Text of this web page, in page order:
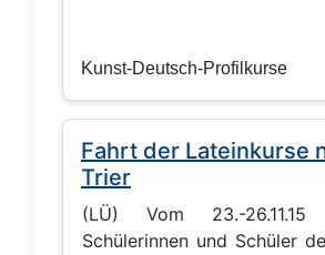
Kunst-Deutsch-Profilkurse
Fahrt der Lateinkurse
Trier
(LÜ) Vom 23.-
Schülerinnen und Schüler